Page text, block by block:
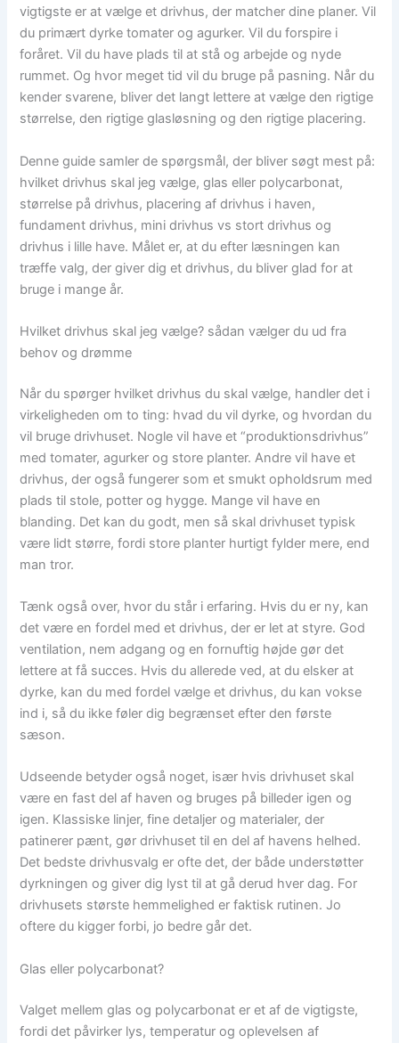
vigtigste er at vælge et drivhus, der matcher dine planer. Vil
du primært dyrke tomater og agurker. Vil du forspire i
foråret. Vil du have plads til at stå og arbejde og nyde
rummet. Og hvor meget tid vil du bruge på pasning. Når du
kender svarene, bliver det langt lettere at vælge den rigtige
størrelse, den rigtige glasløsning og den rigtige placering.
Denne guide samler de spørgsmål, der bliver søgt mest på:
hvilket drivhus skal jeg vælge, glas eller polycarbonat,
størrelse på drivhus, placering af drivhus i haven,
fundament drivhus, mini drivhus vs stort drivhus og
drivhus i lille have. Målet er, at du efter læsningen kan
træffe valg, der giver dig et drivhus, du bliver glad for at
bruge i mange år.
Hvilket drivhus skal jeg vælge? sådan vælger du ud fra
behov og drømme
Når du spørger hvilket drivhus du skal vælge, handler det i
virkeligheden om to ting: hvad du vil dyrke, og hvordan du
vil bruge drivhuset. Nogle vil have et “produktionsdrivhus”
med tomater, agurker og store planter. Andre vil have et
drivhus, der også fungerer som et smukt opholdsrum med
plads til stole, potter og hygge. Mange vil have en
blanding. Det kan du godt, men så skal drivhuset typisk
være lidt større, fordi store planter hurtigt fylder mere, end
man tror.
Tænk også over, hvor du står i erfaring. Hvis du er ny, kan
det være en fordel med et drivhus, der er let at styre. God
ventilation, nem adgang og en fornuftig højde gør det
lettere at få succes. Hvis du allerede ved, at du elsker at
dyrke, kan du med fordel vælge et drivhus, du kan vokse
ind i, så du ikke føler dig begrænset efter den første
sæson.
Udseende betyder også noget, især hvis drivhuset skal
være en fast del af haven og bruges på billeder igen og
igen. Klassiske linjer, fine detaljer og materialer, der
patinerer pænt, gør drivhuset til en del af havens helhed.
Det bedste drivhusvalg er ofte det, der både understøtter
dyrkningen og giver dig lyst til at gå derud hver dag. For
drivhusets største hemmelighed er faktisk rutinen. Jo
oftere du kigger forbi, jo bedre går det.
Glas eller polycarbonat?
Valget mellem glas og polycarbonat er et af de vigtigste,
fordi det påvirker lys, temperatur og oplevelsen af